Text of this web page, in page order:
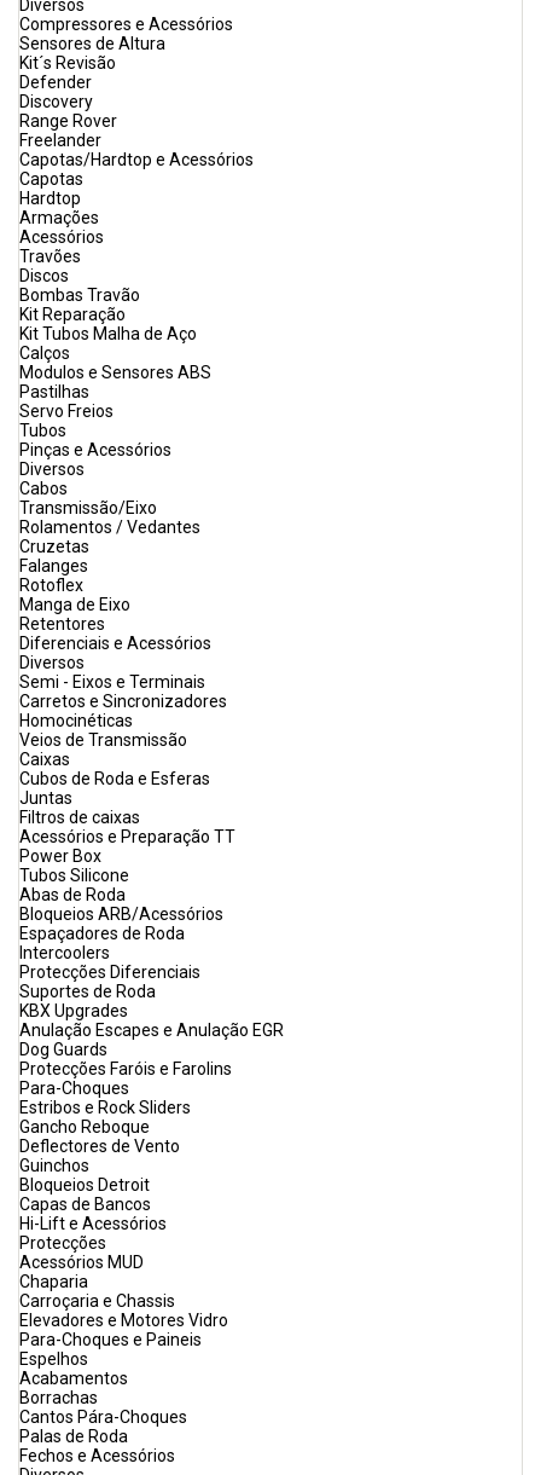
Diversos
Compressores e Acessórios
Sensores de Altura
Kit´s Revisão
Defender
Discovery
Range Rover
Freelander
Capotas/Hardtop e Acessórios
Capotas
Hardtop
Armações
Acessórios
Travões
Discos
Bombas Travão
Kit Reparação
Kit Tubos Malha de Aço
Calços
Modulos e Sensores ABS
Pastilhas
Servo Freios
Tubos
Pinças e Acessórios
Diversos
Cabos
Transmissão/Eixo
Rolamentos / Vedantes
Cruzetas
Falanges
Rotoflex
Manga de Eixo
Retentores
Diferenciais e Acessórios
Diversos
Semi - Eixos e Terminais
Carretos e Sincronizadores
Homocinéticas
Veios de Transmissão
Caixas
Cubos de Roda e Esferas
Juntas
Filtros de caixas
Acessórios e Preparação TT
Power Box
Tubos Silicone
Abas de Roda
Bloqueios ARB/Acessórios
Espaçadores de Roda
Intercoolers
Protecções Diferenciais
Suportes de Roda
KBX Upgrades
Anulação Escapes e Anulação EGR
Dog Guards
Protecções Faróis e Farolins
Para-Choques
Estribos e Rock Sliders
Gancho Reboque
Deflectores de Vento
Guinchos
Bloqueios Detroit
Capas de Bancos
Hi-Lift e Acessórios
Protecções
Acessórios MUD
Chaparia
Carroçaria e Chassis
Elevadores e Motores Vidro
Para-Choques e Paineis
Espelhos
Acabamentos
Borrachas
Cantos Pára-Choques
Palas de Roda
Fechos e Acessórios